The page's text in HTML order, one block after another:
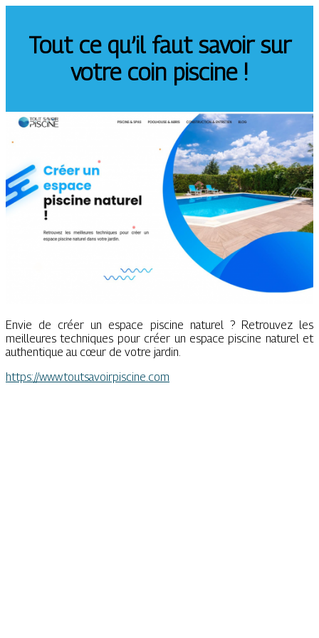
Tout ce qu’il faut savoir sur
votre coin piscine !
Envie de créer un espace piscine naturel ? Retrouvez les
meilleures techniques pour créer un espace piscine naturel et
authentique au cœur de votre jardin.
https://www.toutsavoirpiscine.com